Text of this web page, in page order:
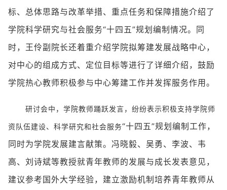
标、总体思路与改革举措、重点任务和保障措施介绍了
学院科学研究与社会服务“十四五”规划编制情况。同
时，王伶副院长还着重介绍学院拟筹建发展战略中心，
对中心的组成方式、定位目标等进行了详细介绍，鼓励
学院热心教师积极参与中心筹建工作并发挥服务作用。
研讨会中，学院教师踊跃发言，纷纷表示积极支持学院师
资队伍建设、科学研究和社会服务“十四五”规划编制工作，
同时为学院发展建言献策。冯晓毅、吴勇、李波、韦
高、刘诗斌等教授就青年教师的发展与成长发表意见，
建议参考国外大学经验，建立激励机制培养青年教师从